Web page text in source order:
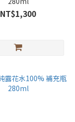
NT$1,300